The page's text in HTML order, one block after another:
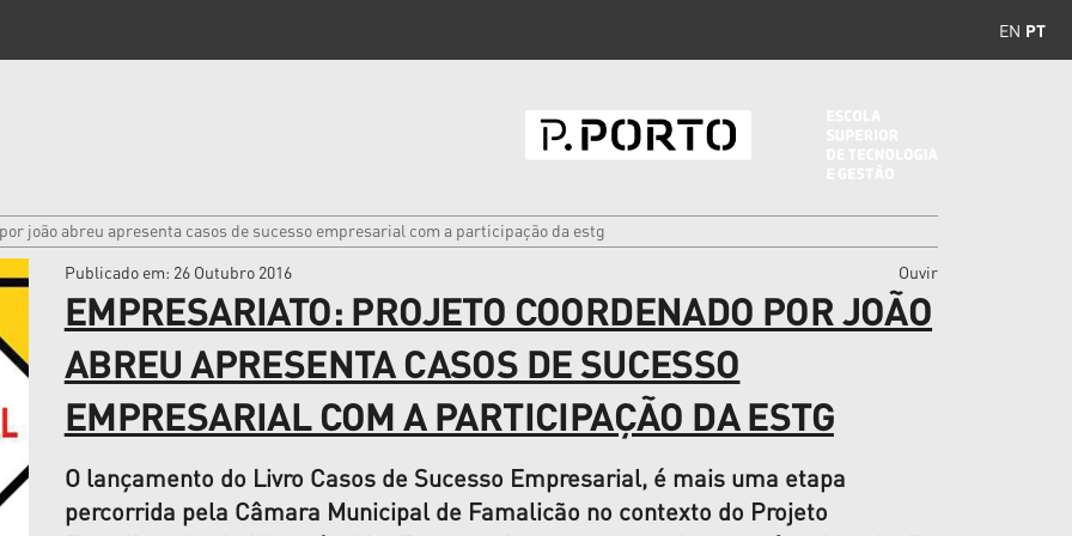
EN PT
joão abreu apresenta casos de sucesso empresarial com a participação da estg
Publicado em: 26 Outubro 2016 Ouvir
EMPRESARIATO: PROJETO COORDENADO POR JOÃO
ABREU APRESENTA CASOS DE SUCESSO
EMPRESARIAL COM A PARTICIPAÇÃO DA ESTG
O lançamento do Livro Casos de Sucesso Empresarial, é mais uma etapa
percorrida pela Câmara Municipal de Famalicão no contexto do Projeto